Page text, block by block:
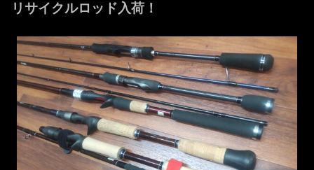
リサイクルロッド入荷！